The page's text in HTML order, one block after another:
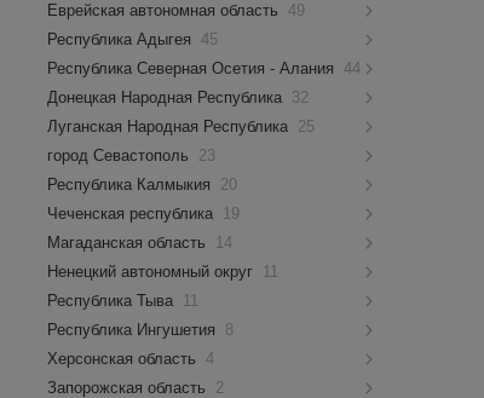
Еврейская автономная область
49
Республика Адыгея
45
Республика Северная Осетия - Алания
44
Донецкая Народная Республика 32
Луганская Народная Республика 25
город Севастополь
23
Республика Калмыкия
20
Чеченская республика 19
Магаданская область
14
Ненецкий автономный округ 11
Республика Тыва 11
Республика Ингушетия
8
Херсонская область
4
Запорожская область
2